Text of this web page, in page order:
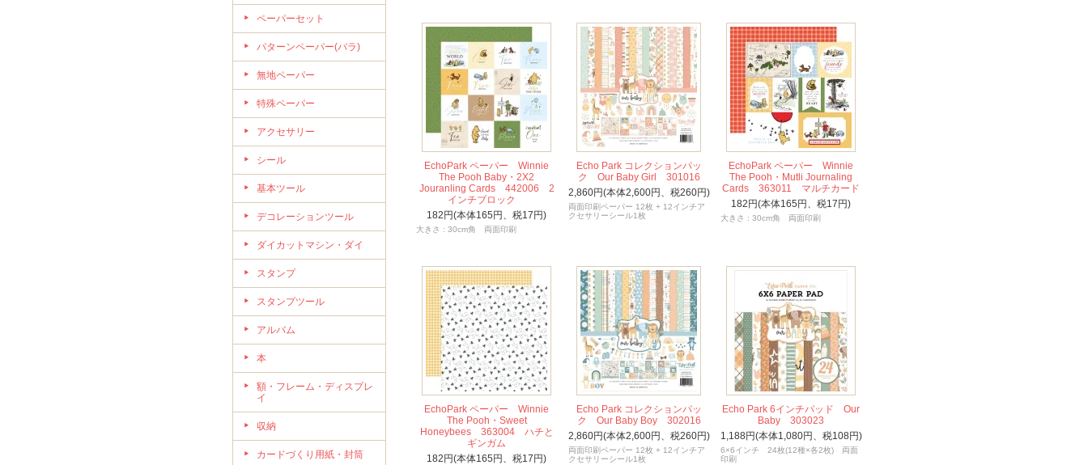
ペーパーセット
パターンペーパー(バラ)
無地ペーパー
特殊ペーパー
アクセサリー
シール
基本ツール
デコレーションツール
ダイカットマシン・ダイ
スタンプ
スタンプツール
アルバム
本
額・フレーム・ディスプレ
イ
収納
カードづくり用紙・封筒
EchoPark ペーパー Winnie
The Pooh Baby・2X2
Jouranling Cards 442006 2
インチブロック
182円(本体165円、税17円)
大きさ : 30cm角 両面印刷
Echo Park コレクションパッ
ク Our Baby Girl 301016
2,860円(本体2,600円、税260円)
両面印刷ペーパー 12枚 + 12インチア
クセサリーシール1枚
EchoPark ペーパー Winnie
The Pooh・Mutli Journaling
Cards 363011 マルチカード
182円(本体165円、税17円)
大きさ : 30cm角 両面印刷
EchoPark ペーパー Winnie
The Pooh・Sweet
Honeybees 363004 ハチと
ギンガム
182円(本体165円、税17円)
Echo Park コレクションパッ
ク Our Baby Boy 302016
2,860円(本体2,600円、税260円)
両面印刷ペーパー 12枚 + 12インチア
クセサリーシール1枚
Echo Park 6インチパッド Our
Baby 303023
1,188円(本体1,080円、税108円)
6×6インチ 24枚(12種×各2枚) 両面
印刷